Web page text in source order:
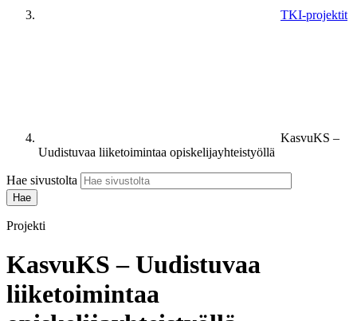
TKI-projektit
KasvuKS –
Uudistuvaa liiketoimintaa opiskelijayhteistyöllä
Hae sivustolta
Projekti
KasvuKS – Uudistuvaa
liiketoimintaa